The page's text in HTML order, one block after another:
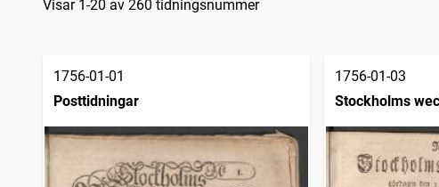
Visar 1-20 av 260 tidningsnummer
1756-01-01
Posttidningar
1756-01-03
Stockholms
1745)